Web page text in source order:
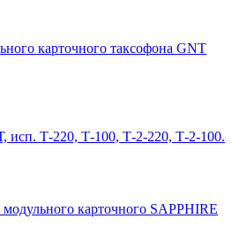
карточного таксофона GNT
Т-220, Т-100, Т-2-220, Т-2-100.
карточного SAPPHIRE